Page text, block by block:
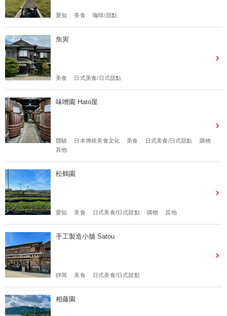
愛知 美食 咖啡/甜點
魚寅
美食 日式美食/日式甜點
味噌園 Hato屋
體驗 日本傳統美食文化 美食 日式美食/日式甜點
購物
其他
松鶴園
愛知 美食 日式美食/日式甜點 購物 其他
手工製造小舖 Satou
靜岡 美食 日式美食/日式甜點
相藤園